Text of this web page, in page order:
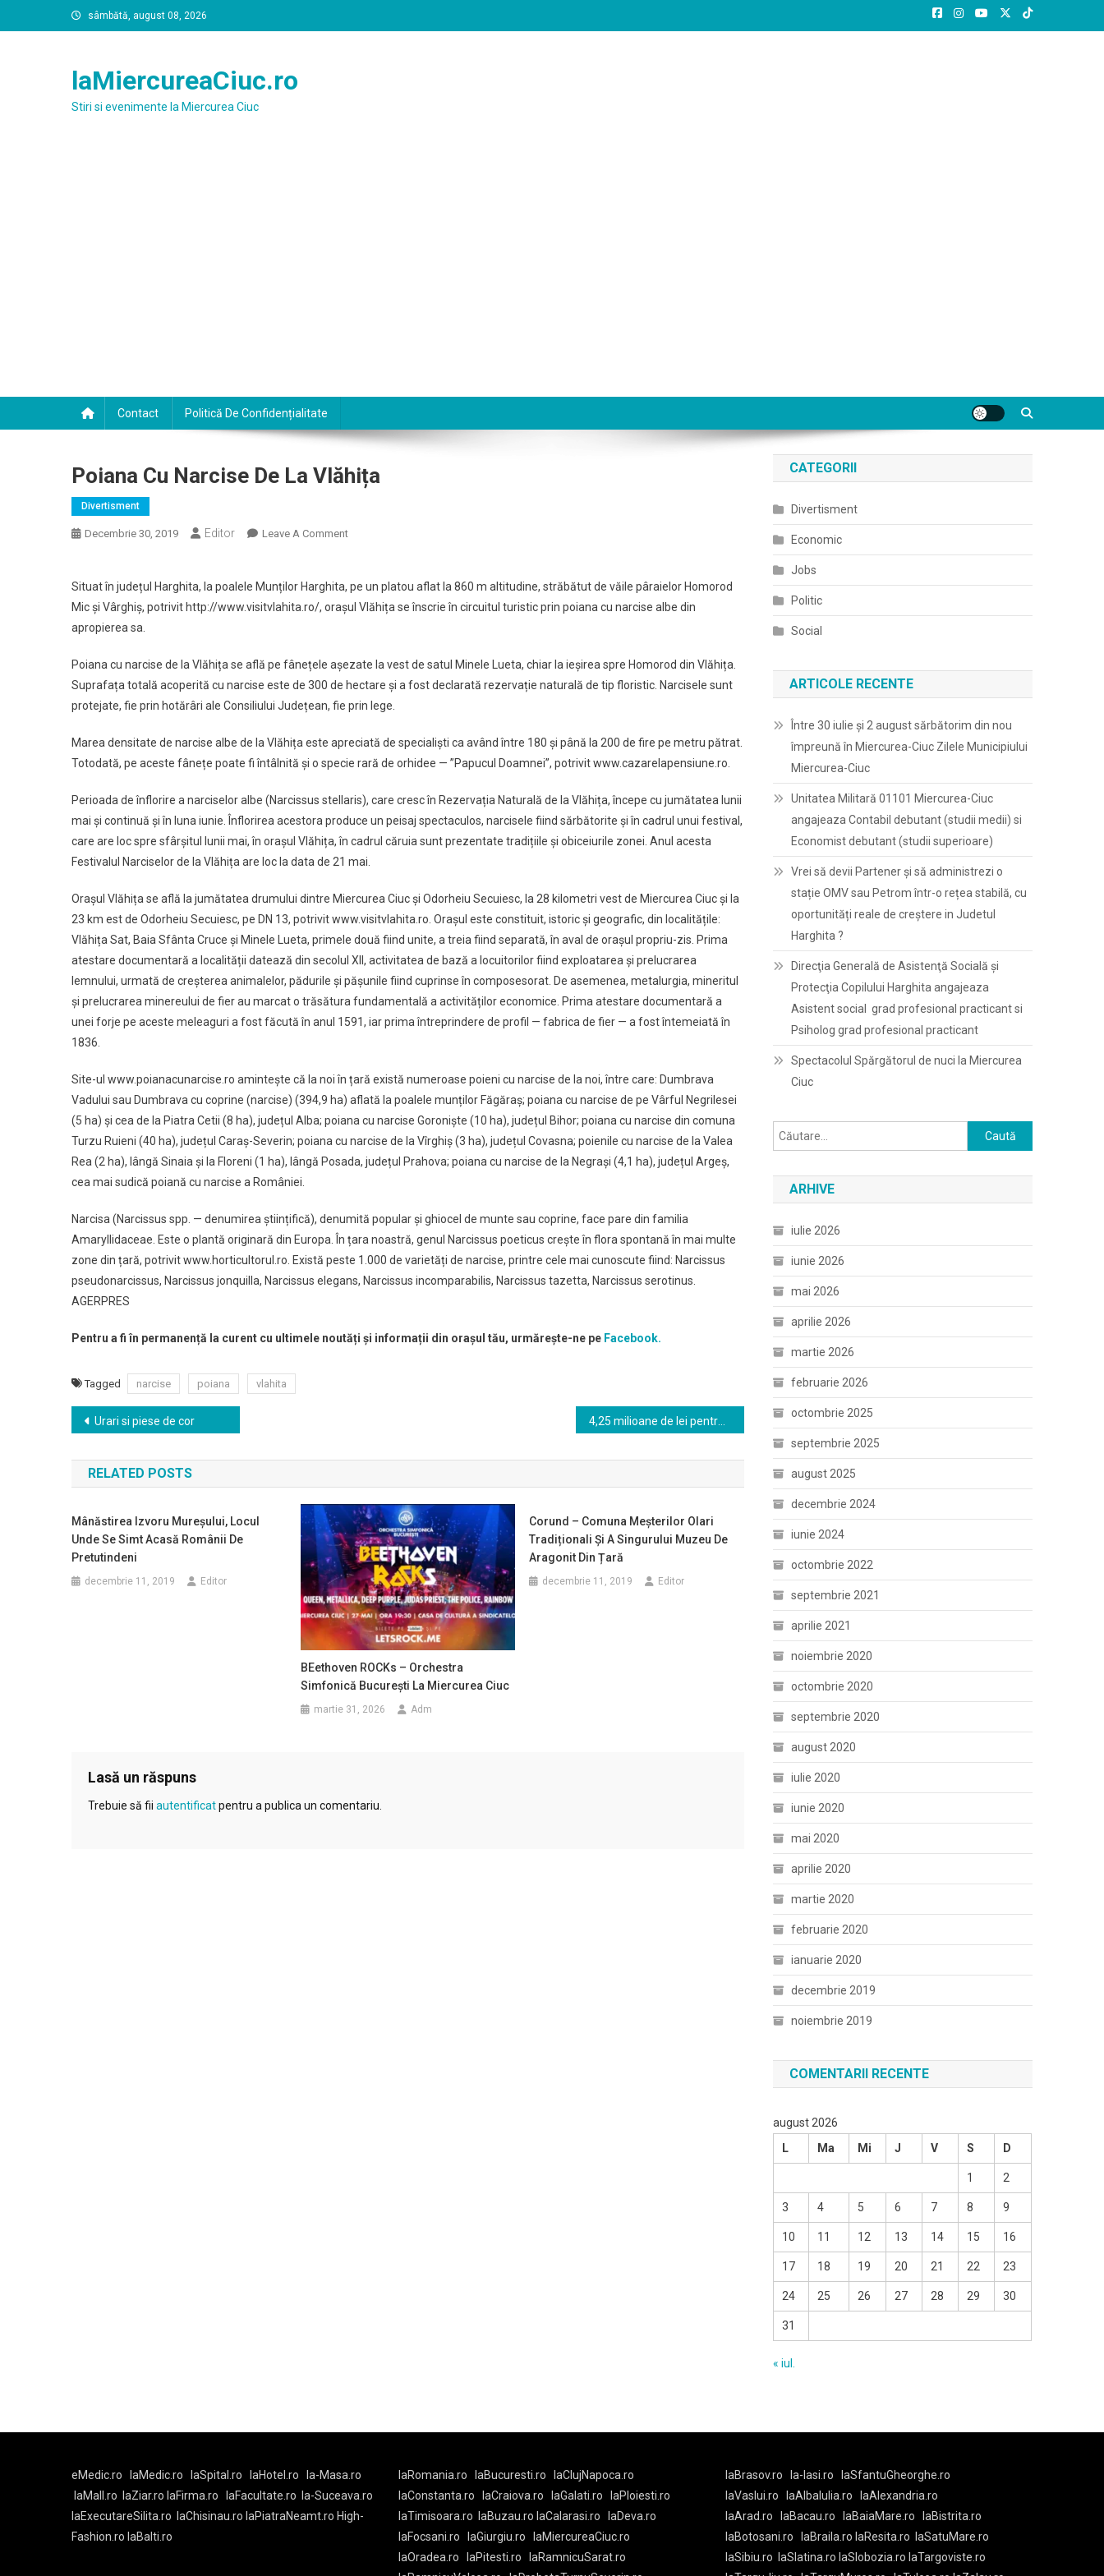
to
sâmbătă, august 08, 2026
laMiercureaCiuc.ro
Stiri si evenimente la Miercurea Ciuc
Contact Politică De Confidențialitate
Poiana Cu Narcise De La Vlăhița
Divertisment
Decembrie 30, 2019 Editor Leave A CommentOn
Narcise
De
Situat în județul Harghita, la poalele Munților Harghita, pe un platou aflat la 860 m altitudine, străbătut de văile pâraielor Homorod
Mic și Vârghiș, potrivit http://www.visitvlahita.ro/, orașul Vlăhița se înscrie în circuitul turistic prin poiana cu narcise albe din
apropierea sa.
Poiana cu narcise de la Vlăhița se află pe fânețele așezate la vest de satul Minele Lueta, chiar la ieșirea spre Homorod din Vlăhița.
Suprafața totală acoperită cu narcise este de 300 de hectare și a fost declarată rezervație naturală de tip floristic. Narcisele sunt
protejate, fie prin hotărâri ale Consiliului Județean, fie prin lege.
Marea densitate de narcise albe de la Vlăhița este apreciată de specialiști ca având între 180 și până la 200 de fire pe metru pătrat.
Totodată, pe aceste fânețe poate fi întâlnită și o specie rară de orhidee — ”Papucul Doamnei”, potrivit www.cazarelapensiune.ro.
Perioada de înflorire a narciselor albe (Narcissus stellaris), care cresc în Rezervația Naturală de la Vlăhița, începe cu jumătatea lunii
mai și continuă și în luna iunie. Înflorirea acestora produce un peisaj spectaculos, narcisele fiind sărbătorite și în cadrul unui festival,
care are loc spre sfârșitul lunii mai, în orașul Vlăhița, în cadrul căruia sunt prezentate tradițiile și obiceiurile zonei. Anul acesta
Festivalul Narciselor de la Vlăhița are loc la data de 21 mai.
Orașul Vlăhița se află la jumătatea drumului dintre Miercurea Ciuc și Odorheiu Secuiesc, la 28 kilometri vest de Miercurea Ciuc și la
23 km est de Odorheiu Secuiesc, pe DN 13, potrivit www.visitvlahita.ro. Orașul este constituit, istoric și geografic, din localitățile:
Vlăhița Sat, Baia Sfânta Cruce și Minele Lueta, primele două fiind unite, a treia fiind separată, în aval de orașul propriu-zis. Prima
atestare documentară a localității datează din secolul XII, activitatea de bază a locuitorilor fiind exploatarea și prelucrarea
lemnului, urmată de creșterea animalelor, pădurile și pășunile fiind cuprinse în composesorat. De asemenea, metalurgia, mineritul
și prelucrarea minereului de fier au marcat o trăsătura fundamentală a activităților economice. Prima atestare documentară a
unei forje pe aceste meleaguri a fost făcută în anul 1591, iar prima întreprindere de profil — fabrica de fier — a fost întemeiată în
1836.
Site-ul www.poianacunarcise.ro amintește că la noi în țară există numeroase poieni cu narcise de la noi, între care: Dumbrava
Vadului sau Dumbrava cu coprine (narcise) (394,9 ha) aflată la poalele munților Făgăraș; poiana cu narcise de pe Vârful Negrilesei
(5 ha) și cea de la Piatra Cetii (8 ha), județul Alba; poiana cu narcise Goroniște (10 ha), județul Bihor; poiana cu narcise din comuna
Turzu Ruieni (40 ha), județul Caraș-Severin; poiana cu narcise de la Vîrghiș (3 ha), județul Covasna; poienile cu narcise de la Valea
Rea (2 ha), lângă Sinaia și la Floreni (1 ha), lângă Posada, județul Prahova; poiana cu narcise de la Negrași (4,1 ha), județul Argeș,
cea mai sudică poiană cu narcise a României.
Narcisa (Narcissus spp. — denumirea științifică), denumită popular și ghiocel de munte sau coprine, face pare din familia
Amaryllidaceae. Este o plantă originară din Europa. În țara noastră, genul Narcissus poeticus crește în flora spontană în mai multe
zone din țară, potrivit www.horticultorul.ro. Există peste 1.000 de varietăți de narcise, printre cele mai cunoscute fiind: Narcissus
pseudonarcissus, Narcissus jonquilla, Narcissus elegans, Narcissus incomparabilis, Narcissus tazetta, Narcissus serotinus.
AGERPRES
Pentru a fi în permanență la curent cu ultimele noutăți și informații din orașul tău, urmărește-ne pe Facebook.
Tagged narcise poiana vlahita
Navigare
în
articole
Urari si piese de cor
RELATED POSTS
Mânăstirea Izvoru Mureșului, Locul
Unde Se Simt Acasă Românii De
Pretutindeni
decembrie 11, 2019 Editor
BEethoven ROCKs – Orchestra
Simfonică București La Miercurea Ciuc
martie 31, 2026 Adm
Corund – Comuna Meșterilor Olari
Tradiționali Și A Singurului Muzeu De
Aragonit Din Țară
decembrie 11, 2019 Editor
Lasă un răspuns
Trebuie să fii autentificatpentru a publica un comentariu.
CATEGORII
Divertisment
Economic
Jobs
Politic
Social
ARTICOLE RECENTE
Între 30 iulie și 2 august sărbătorim din nou
împreună în Miercurea-Ciuc Zilele Municipiului
Miercurea-Ciuc
Unitatea Militară 01101 Miercurea-Ciuc
angajeaza Contabil debutant (studii medii) si
Economist debutant (studii superioare)
Vrei să devii Partener și să administrezi o
stație OMV sau Petrom într-o rețea stabilă, cu
oportunități reale de creștere in Judetul
Harghita ?
Direcţia Generală de Asistenţă Socială şi
Protecţia Copilului Harghita angajeaza
Asistent social grad profesional practicant si
Psiholog grad profesional practicant
Spectacolul Spărgătorul de nuci la Miercurea
Ciuc
Caută
după:
ARHIVE
iulie 2026
iunie 2026
mai 2026
aprilie 2026
martie 2026
februarie 2026
octombrie 2025
septembrie 2025
august 2025
decembrie 2024
iunie 2024
octombrie 2022
septembrie 2021
aprilie 2021
noiembrie 2020
octombrie 2020
septembrie 2020
august 2020
iulie 2020
iunie 2020
mai 2020
aprilie 2020
martie 2020
februarie 2020
ianuarie 2020
decembrie 2019
noiembrie 2019
COMENTARII RECENTE
august 2026
L
Ma Mi J V S D
1 2
3 4 5 6 7 8 9
10 11 12 13 14 15 16
17 18 19 20 21 22 23
24 25 26 27 28 29 30
31
« iul.
eMedic.ro laMedic.ro laSpital.ro laHotel.ro
la-Masa.ro
laMall.ro
laZiar.ro laFirma.ro laFacultate.ro
la-Suceava.ro
laExecutareSilita.ro
laChisinau.ro laPiatraNeamt.ro High-
Fashion.ro laBalti.ro
laRomania.ro laBucuresti.ro
laClujNapoca.ro
laConstanta.ro
laCraiova.ro laGalati.ro
laPloiesti.ro
laTimisoara.ro
laBuzau.ro laCalarasi.ro
laDeva.ro
laFocsani.ro
laGiurgiu.ro
laMiercureaCiuc.ro
laOradea.ro
laPitesti.ro
laRamnicuSarat.ro
laBrasov.ro la-Iasi.ro
laSfantuGheorghe.ro
laVaslui.ro
laAlbaIulia.ro
laAlexandria.ro
laArad.ro
laBacau.ro laBaiaMare.ro
laBistrita.ro
laBotosani.ro
laBraila.ro laResita.ro
laSatuMare.ro
laSibiu.ro
laSlatina.ro laSlobozia.ro laTargoviste.ro